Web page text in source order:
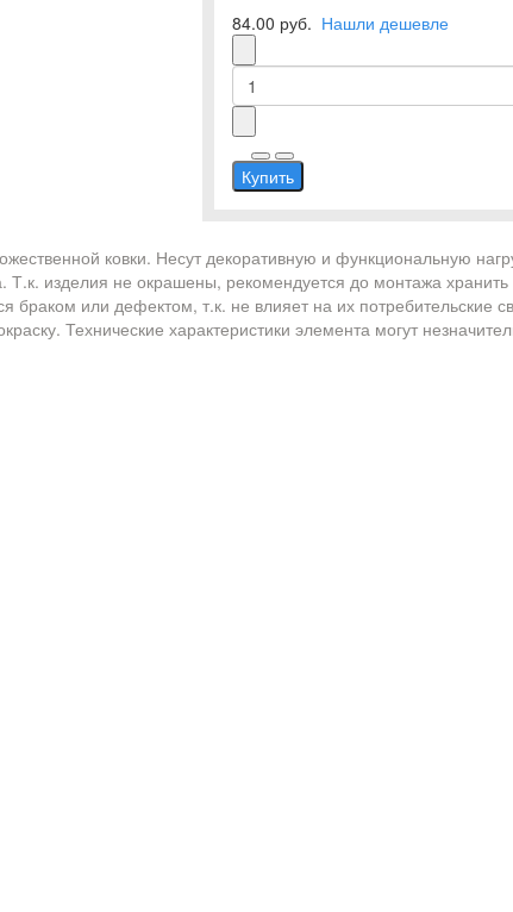
84.00 руб. Нашли дешевле
Купить
ковки. Несут декоративную и функциональную
Т.к. изделия не окрашены, рекомендуется до монтажа
браком или дефектом, т.к. не влияет на их потребительские
Технические характеристики элемента могут